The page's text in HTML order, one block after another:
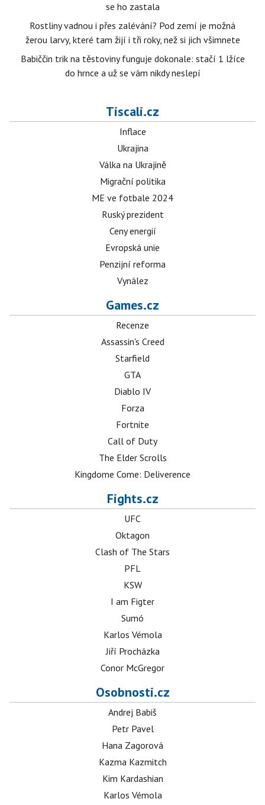
se ho zastala
Rostliny vadnou i přes zalévání? Pod zemí je možná
žerou larvy, které tam žijí i tři roky, než si jich všimnete
Babiččin trik na těstoviny funguje dokonale: stačí 1 lžíce
do hrnce a už se vám nikdy neslepí
Tiscali.cz
Inflace
Ukrajina
Válka na Ukrajině
Migrační politika
ME ve fotbale 2024
Ruský prezident
Ceny energií
Evropská unie
Penzijní reforma
Vynález
Games.cz
Recenze
Assassin's Creed
Starfield
GTA
Diablo IV
Forza
Fortnite
Call of Duty
The Elder Scrolls
Kingdome Come: Deliverence
Fights.cz
UFC
Oktagon
Clash of The Stars
PFL
KSW
I am Figter
Sumó
Karlos Vémola
Jiří Procházka
Conor McGregor
Osobnosti.cz
Andrej Babiš
Petr Pavel
Hana Zagorová
Kazma Kazmitch
Kim Kardashian
Karlos Vémola